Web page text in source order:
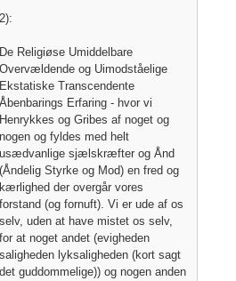
2):
De Religiøse Umiddelbare
Overvældende og Uimodståelige
Ekstatiske Transcendente
Åbenbarings Erfaring - hvor vi
Henrykkes og Gribes af noget og
nogen og fyldes med helt
usædvanlige sjælskræfter og Ånd
(Åndelig Styrke og Mod) en fred og
kærlighed der overgår vores
forstand (og fornuft). Vi er ude af os
selv, uden at have mistet os selv,
for at noget andet (evigheden
saligheden lyksaligheden (kort sagt
det guddommelige)) og nogen anden